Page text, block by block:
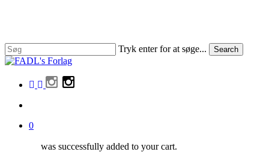
content
Tryk enter for at søge... Search
Close
facebook
linkedin
instagram
0
was successfully added to your cart.